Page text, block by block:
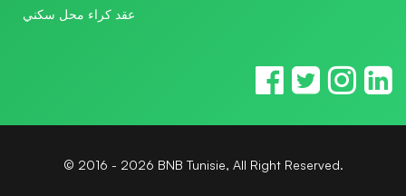
عقد كراء محل سكني
© 2016 - 2026 BNB Tunisie, All Right Reserved.